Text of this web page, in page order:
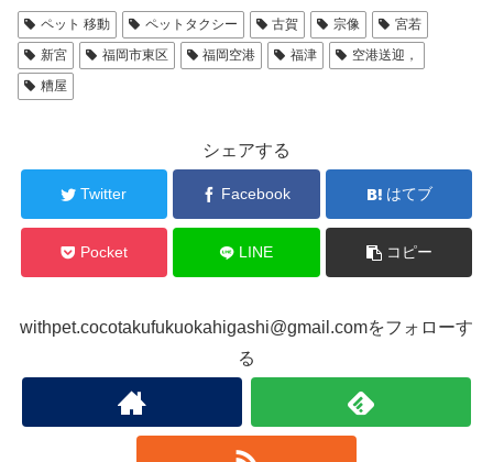
ペット 移動 ペットタクシー 古賀 宗像
宮若
新宮
福岡市東区 福岡空港 福津
空港送迎，
糟屋
シェアする
Twitter Facebook はてブ
Pocket LINE コピー
withpet.cocotakufukuokahigashi@gmail.comをフォローす
る